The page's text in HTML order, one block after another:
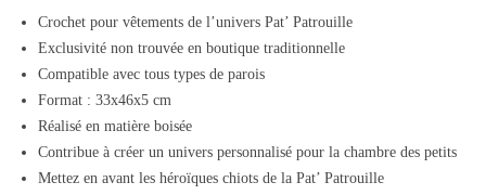
Crochet pour vêtements de l’univers Pat’ Patrouille
Exclusivité non trouvée en boutique traditionnelle
Compatible avec tous types de parois
Format : 33x46x5 cm
Réalisé en matière boisée
Contribue à créer un univers personnalisé pour la chambre des petits
Mettez en avant les héroïques chiots de la Pat’ Patrouille